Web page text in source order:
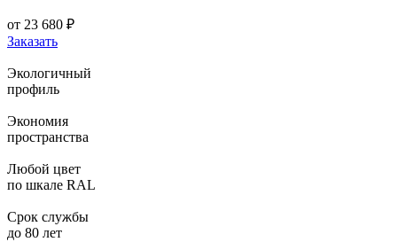
от 23 680 ₽
Заказать
Экологичный
профиль
Экономия
пространства
Любой цвет
по шкале RAL
Срок службы
до 80 лет